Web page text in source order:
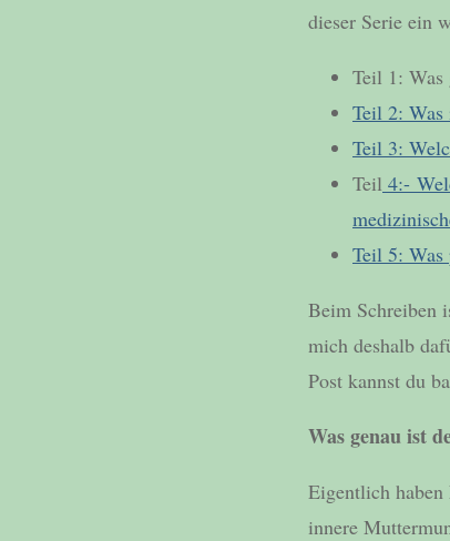
dieser Serie ein
Teil 1: Was
Teil 2: Was
Teil 3:
Teil 4:-
Teil 5:
Beim Schreiben
mich deshalb
Post kannst du
Was genau ist
Eigentlich haben
innere